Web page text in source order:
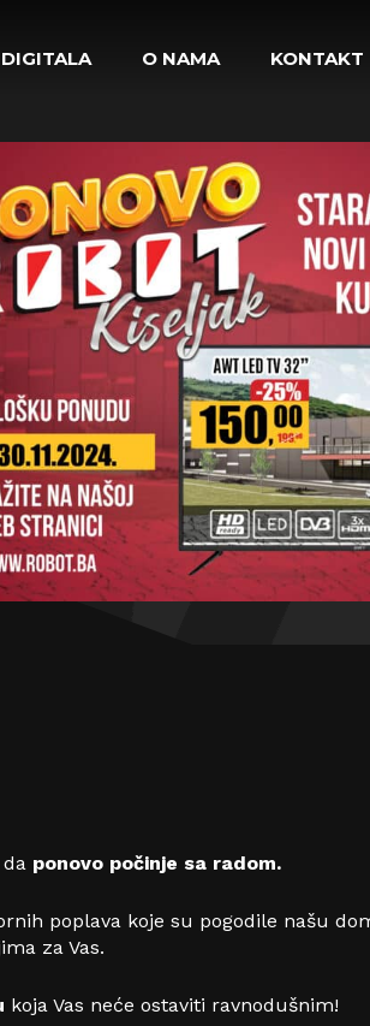
DIGITALA O NAMA KONTAKT
ponovo počinje sa radom.
poplava koje su pogodile našu
za Vas.
koja Vas neće ostaviti ravnodušnim!